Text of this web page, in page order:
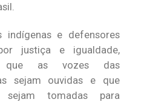
indígenas e defensores
justiça e igualdade,
que as vozes das
sejam ouvidas e que
sejam tomadas para